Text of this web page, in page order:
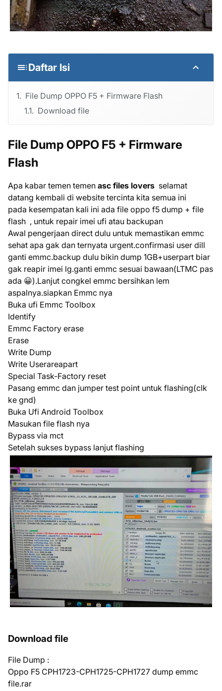
Daftar Isi
File Dump OPPO F5 + Firmware Flash
Download file
File Dump OPPO F5 + Firmware
Flash
Apa kabar temen temen asc files lovers selamat
datang kembali di website tercinta kita semua ini
pada kesempatan kali ini ada file oppo f5 dump + file
flash , untuk repair imei ufi atau backupan
Awal pengerjaan direct dulu untuk memastikan emmc
sehat apa gak dan ternyata urgent.confirmasi user dill
ganti emmc.backup dulu bikin dump 1GB+userpart biar
gak reapir imei lg.ganti emmc sesuai bawaan(LTMC pas
ada 😀).Lanjut congkel emmc bersihkan lem
aspalnya.siapkan Emmc nya
Buka ufi Emmc Toolbox
Identify
Emmc Factory erase
Erase
Write Dump
Write Userareapart
Special Task-Factory reset
Pasang emmc dan jumper test point untuk flashing(clk
ke gnd)
Buka Ufi Android Toolbox
Masukan file flash nya
Bypass via mct
Setelah sukses bypass lanjut flashing
Download file
File Dump :
Oppo F5 CPH1723-CPH1725-CPH1727 dump emmc
file.rar